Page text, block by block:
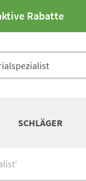
Rabatte
SCHLÄGER